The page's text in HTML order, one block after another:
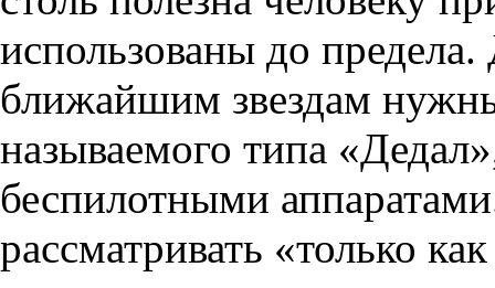
использованы до
ближайшим звездам
называемого типа
беспилотными
рассматривать «только